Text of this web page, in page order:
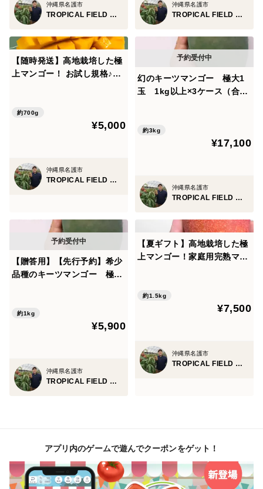
沖縄県名護市
TROPICAL FIELD モリ之ナカ
沖縄県名護市
TROPICAL FIELD モリ之ナカ
【随時発送】高地栽培した極
上マンゴー！ お試し規格♪
り、甘味と酸味も絶妙でコク
のあるマンゴーです。マンゴ
約700g
¥5,000
沖縄県名護市
TROPICAL FIELD モリ之ナカ
幻のキーツマンゴー 極大1
玉 1kg以上×3ケース（合計
約3kg
¥17,100
沖縄県名護市
TROPICAL FIELD モリ之ナカ
【贈答用】【先行予約】希少
品種のキーツマンゴー 極大
約1kg
¥5,900
沖縄県名護市
TROPICAL FIELD モリ之ナカ
【夏ギフト】高地栽培した極
上マンゴー！家庭用完熟マン
コクのあるマンゴーです。マ
ンゴー好きな方に是非！
約1.5kg
¥7,500
沖縄県名護市
TROPICAL FIELD モリ之ナカ
アプリ内のゲームで遊んでクーポンをゲット！